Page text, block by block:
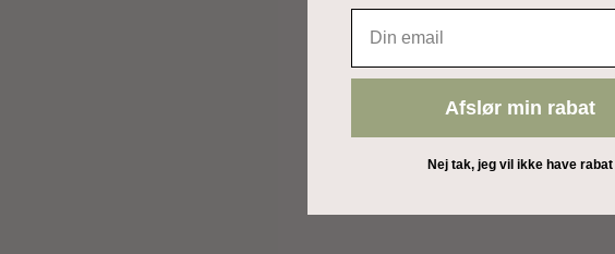
Afslør min rabat
Nej tak, jeg vil ikke have rabat